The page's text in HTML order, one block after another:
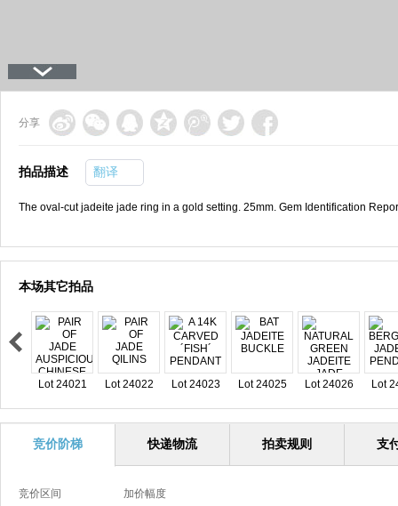
分享
拍品描述 翻译
The oval-cut jadeite jade ring in a gold setting. 25mm. Gem Identification
本场其它拍品
Lot 24021 Lot 24022 Lot 24023 Lot 24025 Lot 24026 Lot
竞价阶梯 快递物流 拍卖规则 支
竞价区间 加价幅度